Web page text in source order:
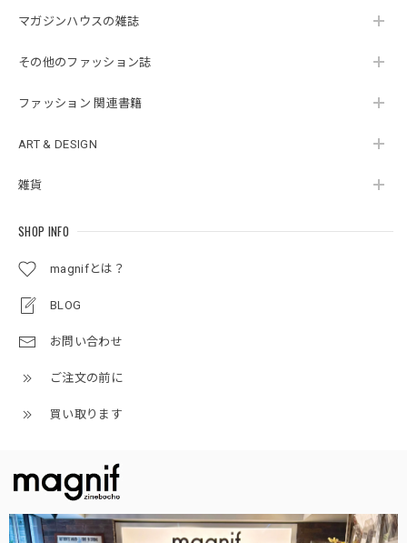
マガジンハウスの雑誌
その他のファッション誌
ファッション 関連書籍
ART & DESIGN
雑貨
SHOP INFO
magnifとは？
BLOG
お問い合わせ
ご注文の前に
買い取ります